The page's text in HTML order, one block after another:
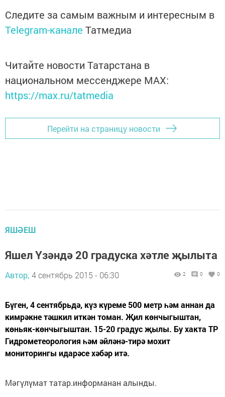
Следите за самым важным и интересным в
Telegram-канале Татмедиа
Читайте новости Татарстана в
национальном мессенджере MАХ:
https://max.ru/tatmedia
Перейти на страницу новости
ЯШӘЕШ
Яшел Үзәндә 20 градуска хәтле җылыта
Автор, 4 сентябрь 2015 - 06:30 2 0 0
Бүген, 4 сентябрьдә, күз күреме 500 метр һәм аннан да
кимрәкне тәшкил иткән томан. Җил көнчыгыштан,
көньяк-көнчыгыштан. 15-20 градус җылы. Бу хакта ТР
Гидрометеорология һәм әйләнә-тирә мохит
мониторингы идарәсе хәбәр итә.
Мәгүлүмат татар.информанан алынды.